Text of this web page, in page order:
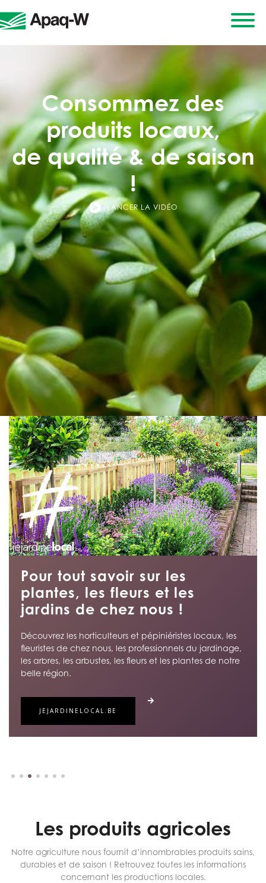
Consommez des
produits locaux,
de qualité & de saison
!
LANCER LA VIDÉO
Manger mieux Demain 2026 :
inscription
Hors-Champs à Gembloux, les 3, 4 et 5 octobre.
L’esprit reste le même : créer un moment vrai,
gourmand et porteur de sens !
Réservez votre emplacement au sein du grand Village
gourmand qui sera accessible gratuitement aux
Les produits agricoles
Notre agriculture nous fournit d’innombrables produits sains,
durables et de saison ! Retrouvez toutes les informations
concernant les productions locales.